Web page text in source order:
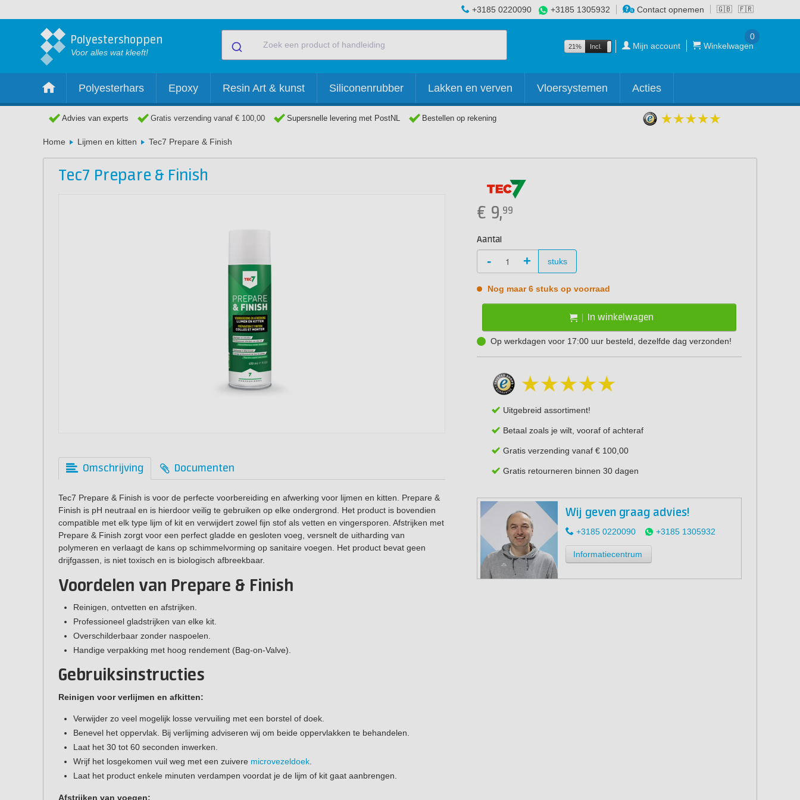
🇬🇧 🇫🇷
+3185 0220090 +3185 1305932 Contact opnemen
Polyestershoppen
Voor alles wat kleeft!
21% Incl. Excl. Mijn account Winkelwagen
0
Polyesterhars Epoxy Resin Art & kunst Siliconenrubber Lakken en verven Vloersystemen Acties
Advies van experts Gratis verzending vanaf € 100,00 Supersnelle levering met PostNL Bestellen op rekening
Home Lijmen en kitten Tec7 Prepare & Finish
Tec7 Prepare & Finish
Omschrijving Documenten
Tec7 Prepare & Finish is voor de perfecte voorbereiding en afwerking voor lijmen en kitten. Prepare &
Finish is pH neutraal en is hierdoor veilig te gebruiken op elke ondergrond. Het product is bovendien
compatible met elk type lijm of kit en verwijdert zowel fijn stof als vetten en vingersporen. Afstrijken met
Prepare & Finish zorgt voor een perfect gladde en gesloten voeg, versnelt de uitharding van
polymeren en verlaagt de kans op schimmelvorming op sanitaire voegen. Het product bevat geen
drijfgassen, is niet toxisch en is biologisch afbreekbaar.
Voordelen van Prepare & Finish
Reinigen, ontvetten en afstrijken.
Professioneel gladstrijken van elke kit.
Overschilderbaar zonder naspoelen.
Handige verpakking met hoog rendement (Bag-on-Valve).
Gebruiksinstructies
Reinigen voor verlijmen en afkitten:
Verwijder zo veel mogelijk losse vervuiling met een borstel of doek.
Benevel het oppervlak. Bij verlijming adviseren wij om beide oppervlakken te behandelen.
Laat het 30 tot 60 seconden inwerken.
Wrijf het losgekomen vuil weg met een zuivere microvezeldoek.
Laat het product enkele minuten verdampen voordat je de lijm of kit gaat aanbrengen.
Afstrijken van voegen:
€ 9,99
Aantal
- + stuks
Nog maar 6 stuks op voorraad
In winkelwagen
Op werkdagen voor 17:00 uur besteld, dezelfde dag verzonden!
Uitgebreid assortiment!
Betaal zoals je wilt, vooraf of achteraf
Gratis verzending vanaf € 100,00
Gratis retourneren binnen 30 dagen
Wij geven graag advies!
+3185 0220090 +3185 1305932
Informatiecentrum